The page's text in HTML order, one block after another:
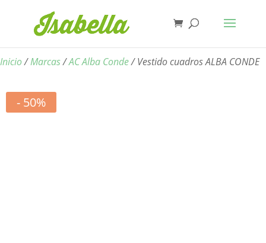
Inicio/Marcas/AC Alba Conde/ Vestido cuadros ALBA CONDE
- 50%